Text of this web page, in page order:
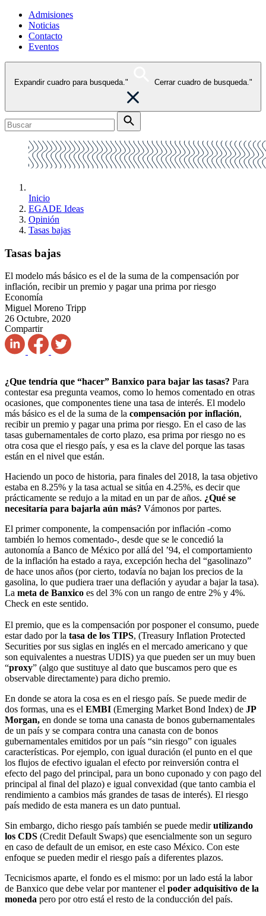
Admisiones
Noticias
Contacto
Eventos
Expandir cuadro para busqueda." Cerrar cuadro de busqueda."
Inicio
EGADE Ideas
Opinión
Tasas bajas
Tasas bajas
El modelo más básico es el de la suma de la compensación por
inflación, recibir un premio y pagar una prima por riesgo
Economía
Miguel Moreno Tripp
26 Octubre, 2020
Compartir
¿Que tendría que “hacer” Banxico para bajar las tasas? Para
contestar esa pregunta veamos, como lo hemos comentado en otras
ocasiones, que componentes tiene una tasa de interés. El modelo
más básico es el de la suma de la compensación por inflación,
recibir un premio y pagar una prima por riesgo. En el caso de las
tasas gubernamentales de corto plazo, esa prima por riesgo no es
otra cosa que el riesgo país, y esa es la clave del porque las tasas
están en el nivel que están.
Haciendo un poco de historia, para finales del 2018, la tasa objetivo
estaba en 8.25% y la tasa actual se sitúa en 4.25%, es decir que
prácticamente se redujo a la mitad en un par de años. ¿Qué se
necesitaría para bajarla aún más? Vámonos por partes.
El primer componente, la compensación por inflación -como
también lo hemos comentado-, desde que se le concedió la
autonomía a Banco de México por allá del ’94, el comportamiento
de la inflación ha estado a raya, excepción hecha del “gasolinazo”
de hace unos años (por cierto, todavía no bajan los precios de la
gasolina, lo que pudiera traer una deflación y ayudar a bajar la tasa).
La meta de Banxico es del 3% con un rango de entre 2% y 4%.
Check en este sentido.
El premio, que es la compensación por posponer el consumo, puede
estar dado por la tasa de los TIPS, (Treasury Inflation Protected
Securities por sus siglas en inglés en el mercado americano y que
son equivalentes a nuestras UDIS) ya que pueden ser un muy buen
“proxy” (algo que sustituye al dato que buscamos pero que es
observable directamente) para dicho premio.
En donde se atora la cosa es en el riesgo país. Se puede medir de
dos formas, una es el EMBI (Emerging Market Bond Index) de JP
Morgan, en donde se toma una canasta de bonos gubernamentales
de un país y se compara contra una canasta con de bonos
gubernamentales emitidos por un país “sin riesgo” con iguales
características. Por ejemplo, con igual duración (el punto en el que
los flujos de efectivo igualan el efecto por reinversión contra el
efecto del pago del principal, para un bono cuponado y con pago del
principal al final del plazo) e igual convexidad (que tanto cambia el
rendimiento a cambios más grandes de tasas de interés). El riesgo
país medido de esta manera es un dato puntual.
Sin embargo, dicho riesgo país también se puede medirutilizando
los CDS (Credit Default Swaps) que esencialmente son un seguro
en caso de default de un emisor, en este caso México. Con este
enfoque se pueden medir el riesgo país a diferentes plazos.
Tecnicismos aparte, el fondo es el mismo: por un lado está la labor
de Banxico que debe velar por mantener el poder adquisitivo de la
moneda pero por otro está el resto de la conducción del país.